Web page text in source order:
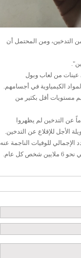
من التدخين، ومن المحتمل أن
عينات من لعاب وبول
الكيمياوية في أجسامهم.
مستويات أقل بكثير من
عن التدخين لم يظهروا
الأجل للإقلاع عن التدخين.
للوفيات الناجمة عنه
عام.